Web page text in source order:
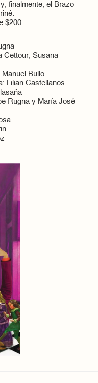
finalmente, el Brazo
$200.
Cettour, Susana
Bullo
Lilian Castellanos
Rugna y María José